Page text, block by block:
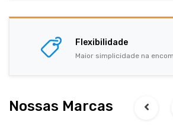
Flexibilidade
Maior simplicidade na
Nossas Marcas